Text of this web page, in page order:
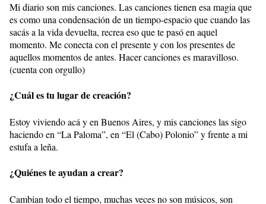
Mi diario son mis canciones. Las canciones tienen esa magia que
es como una condensación de un tiempo-espacio que cuando las
sacás a la vida devuelta, recrea eso que te pasó en aquel
momento. Me conecta con el presente y con los presentes de
aquellos momentos de antes. Hacer canciones es maravilloso.
(cuenta con orgullo)
¿Cuál es tu lugar de creación?
Estoy viviendo acá y en Buenos Aires, y mis canciones las sigo
haciendo en “La Paloma”, en “El (Cabo) Polonio” y frente a mi
estufa a leña.
¿Quiénes te ayudan a crear?
Cambian todo el tiempo, muchas veces no son músicos, son